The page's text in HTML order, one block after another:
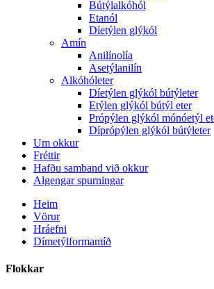
Bútýlalkóhól
Etanól
Díetýlen glýkól
Amín
Anilínolía
Asetýlanilín
Alkóhóleter
Díetýlen glýkól bútýleter
Etýlen glýkól bútýl eter
Própýlen glýkól mónóetýl
Díprópýlen glýkól bútýleter
Um okkur
Fréttir
Hafðu samband við okkur
Algengar spurningar
Heim
Vörur
Hráefni
Dímetýlformamíð
Flokkar